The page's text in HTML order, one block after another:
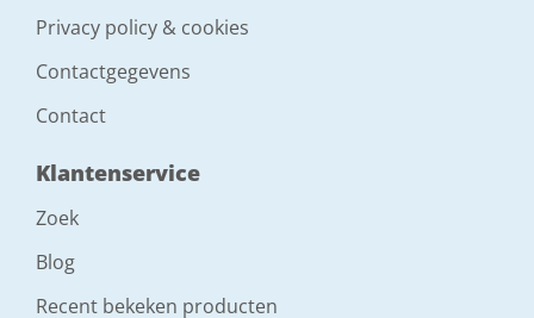
Privacy policy & cookies
Contactgegevens
Contact
Klantenservice
Zoek
Blog
Recent bekeken producten